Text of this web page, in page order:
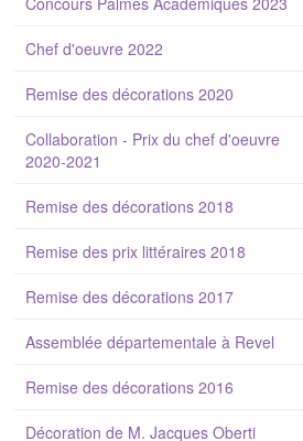
Chef d'oeuvre 2022
Remise des décorations 2020
Collaboration - Prix du chef d'oeuvre
2020-2021
Remise des décorations 2018
Remise des prix littéraires 2018
Remise des décorations 2017
Assemblée départementale à Revel
Remise des décorations 2016
Décoration de M. Jacques Oberti